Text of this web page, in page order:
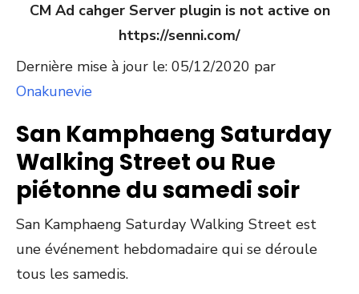
CM Ad cahger Server plugin is not active on
https://senni.com/
Dernière mise à jour le: 05/12/2020 par
Onakunevie
San Kamphaeng Saturday
Walking Street ou Rue
piétonne du samedi soir
San Kamphaeng Saturday Walking Street est
une événement hebdomadaire qui se déroule
tous les samedis.